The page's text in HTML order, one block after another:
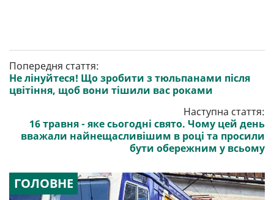
Попередня стаття:
Не лінуйтеся! Що зробити з тюльпанами після
цвітіння, щоб вони тішили вас роками
Наступна стаття:
16 травня - яке сьогодні свято. Чому цей день
вважали найнещасливішим в році та просили
бути обережним у всьому
ГОЛОВНЕ